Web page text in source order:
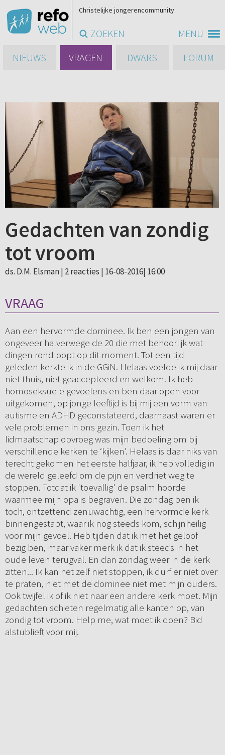
MENU
Christelijke jongerencommunity
ZOEKEN
NIEUWS
VRAGEN DWARS FORUM
Gedachten van zondig
tot vroom
ds. D.M. Elsman | 2 reacties | 16-08-2016| 16:00
VRAAG
Aan een hervormde dominee. Ik ben een jongen van
ongeveer halverwege de 20 die met behoorlijk wat
dingen rondloopt op dit moment. Tot een tijd
geleden kerkte ik in de GGiN. Helaas voelde ik mij daar
niet thuis, niet geaccepteerd en welkom. Ik heb
homoseksuele gevoelens en ben daar open voor
uitgekomen, op jonge leeftijd is bij mij een vorm van
autisme en ADHD geconstateerd, daarnaast waren er
vele problemen in ons gezin. Toen ik het
lidmaatschap opvroeg was mijn bedoeling om bij
verschillende kerken te ‘kijken’. Helaas is daar niks van
terecht gekomen het eerste halfjaar, ik heb volledig in
de wereld geleefd om de pijn en verdriet weg te
stoppen. Totdat ik 'toevallig' de psalm hoorde
waarmee mijn opa is begraven. Die zondag ben ik
toch, ontzettend zenuwachtig, een hervormde kerk
binnengestapt, waar ik nog steeds kom, schijnheilig
voor mijn gevoel. Heb tijden dat ik met het geloof
bezig ben, maar vaker merk ik dat ik steeds in het
oude leven terugval. En dan zondag weer in de kerk
zitten... Ik kan het zelf niet stoppen, ik durf er niet over
te praten, niet met de dominee niet met mijn ouders.
Ook twijfel ik of ik niet naar een andere kerk moet. Mijn
gedachten schieten regelmatig alle kanten op, van
zondig tot vroom. Help me, wat moet ik doen? Bid
alstublieft voor mij.